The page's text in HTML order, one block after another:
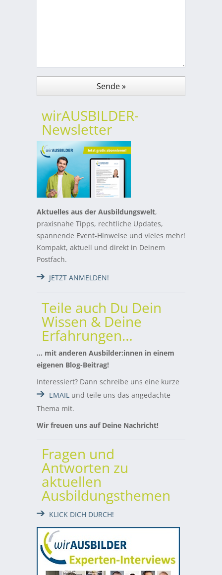
wirAUSBILDER-
Newsletter
Aktuelles aus der Ausbildungswelt,
praxisnahe Tipps, rechtliche Updates,
spannende Event-Hinweise und vieles mehr!
Kompakt, aktuell und direkt in Deinem
Postfach.
JETZT ANMELDEN!
Teile auch Du Dein
Wissen & Deine
Erfahrungen…
… mit anderen Ausbilder:innen in einem
eigenen Blog-Beitrag!
Interessiert? Dann schreibe uns eine kurze
EMAIL und teile uns das angedachte
Thema mit.
Wir freuen uns auf Deine Nachricht!
Fragen und
Antworten zu
aktuellen
Ausbildungsthemen
KLICK DICH DURCH!